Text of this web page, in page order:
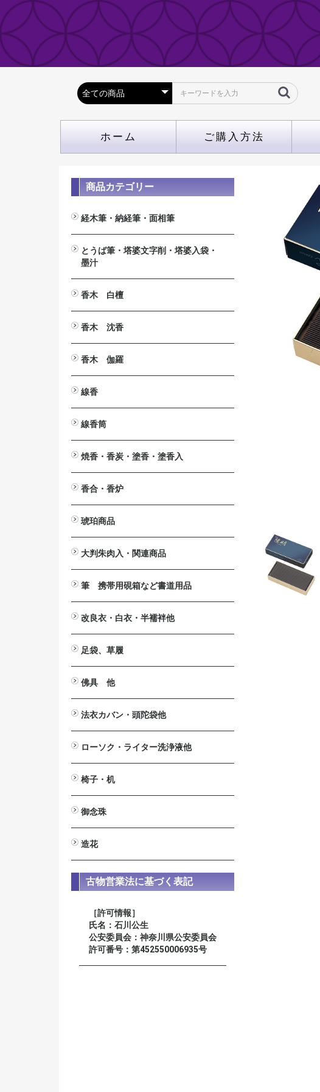
ホーム ご購入方法
商品カテゴリー
経木筆・納経筆・面相筆
経木筆（木札専用筆）
納経筆(納経帳専用）
面相筆
とうば筆・塔婆文字削・塔婆入袋・
墨汁
とうば筆
塔婆文字削り
塔婆入れ袋
塔婆・経木・木面専用墨液
香木 白檀
白檀・刻み
白檀・切葉
白檀・角割（分割）
白檀・塗香入
白檀・香合
白檀・腕輪（念珠）
白檀木・彫刻
入浴剤 カッコウ・白檀
白檀の香りの消毒液
香木 沈香
沈香・刻み（粉末）
沈香・爪 割 笹
沈香・原木
沈香・香合
沈香・香炉
沈香・ストラップ
沈香・腕輪
沈香・芴
沈香・彫刻
香木 伽羅
伽羅・刻み
伽羅・小割/細割
伽羅・角割（分割）
伽羅・原木
伽羅・ストラップ
線香
短寸（中寸）白檀・沈香
伽羅（伽羅調）・短寸（中寸）
長寸 白檀・沈香
伽羅（伽羅調）・長寸
大薫 白檀・沈香
伽羅（伽羅調）・大薫
ミニ寸・渦巻・防虫香
線香筒
黒檀
紫檀
欅（けやき）
桜
焼香・香炭・塗香・塗香入
焼香
鳳命沈香
香炭
灰ならし・灰ふるい
燃香
常香盤用抜型
塗香
塗香入
香合・香炉
香合
香炉
琥珀商品
大判朱肉入・関連商品
大判朱肉入
詰替用朱肉
印じょく台
堆朱印盒
補充用液
筆 携帯用硯箱など書道用品
携帯用硯箱
小筆
中筆
太筆
墨池
筆掛け
筆立
硯
墨汁
改良衣・白衣・半襦袢他
改良衣
作務衣・掲載一時停止中
白衣・掲載一時停止中
半襦袢・掲載一時停止中
マジック帯
羽織・半纏・販売終了
下着
防寒カバー・販売終了
法衣箪笥・販売終了
足袋、草履
足袋
草履
佛具 他
法要台
戒名用紙入
印金
見台>自在見台
六角畳台
笏
絡子環
傘
ペーパーハンガー
ワイヤレスアンプ関連商品
拡声器>ハンズフリー拡声器
仏具洗浄液
案内板・パンフレッドスタンド
法衣カバン・頭陀袋他
法衣カバン
頭陀袋（袋物）
ローソク・ライター洗浄液他
洋ローソク>日之出富士
ローカット
ローがとれます
ライター
芯切り鋏
洗浄液
椅子・机
御詠歌テーブルⅡ
御詠歌用スツール
木製椅子
スチール椅子
アルミ椅子
座椅子
法事・接客机
御念珠
男性用
女性用
星月菩提樹
装束念珠 尺八寸
造花
びしゃく
しきみ
高野槇
新ヒバ
若松
シルク常花 蓮
ミニ常花 蓮
仏花
榊
古物営業法に基づく表記
［許可情報］
氏名：石川公生
公安委員会：神奈川県公安委員会
許可番号：第452550006935号